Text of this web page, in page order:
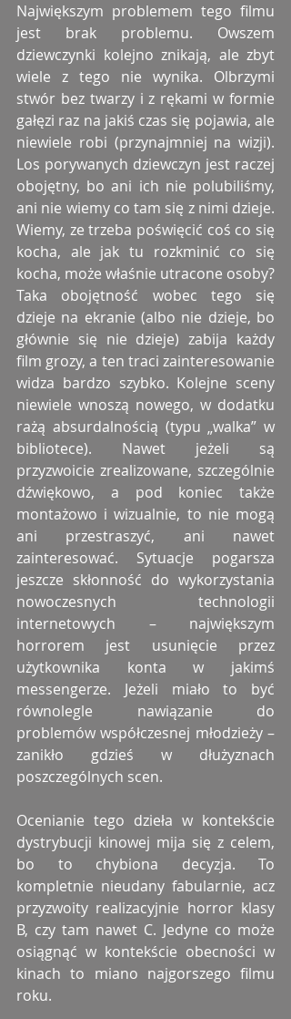
Największym problemem tego filmu
jest brak problemu. Owszem
dziewczynki kolejno znikają, ale zbyt
wiele z tego nie wynika. Olbrzymi
stwór bez twarzy i z rękami w formie
gałęzi raz na jakiś czas się pojawia, ale
niewiele robi (przynajmniej na wizji).
Los porywanych dziewczyn jest raczej
obojętny, bo ani ich nie polubiliśmy,
ani nie wiemy co tam się z nimi dzieje.
Wiemy, ze trzeba poświęcić coś co się
kocha, ale jak tu rozkminić co się
kocha, może właśnie utracone osoby?
Taka obojętność wobec tego się
dzieje na ekranie (albo nie dzieje, bo
głównie się nie dzieje) zabija każdy
film grozy, a ten traci zainteresowanie
widza bardzo szybko. Kolejne sceny
niewiele wnoszą nowego, w dodatku
rażą absurdalnością (typu „walka” w
bibliotece). Nawet jeżeli są
przyzwoicie zrealizowane, szczególnie
dźwiękowo, a pod koniec także
montażowo i wizualnie, to nie mogą
ani przestraszyć, ani nawet
zainteresować. Sytuacje pogarsza
jeszcze skłonność do wykorzystania
nowoczesnych technologii
internetowych – największym
horrorem jest usunięcie przez
użytkownika konta w jakimś
messengerze. Jeżeli miało to być
równolegle nawiązanie do
problemów współczesnej młodzieży –
zanikło gdzieś w dłużyznach
poszczególnych scen.
Ocenianie tego dzieła w kontekście
dystrybucji kinowej mija się z celem,
bo to chybiona decyzja. To
kompletnie nieudany fabularnie, acz
przyzwoity realizacyjnie horror klasy
B, czy tam nawet C. Jedyne co może
osiągnąć w kontekście obecności w
kinach to miano najgorszego filmu
roku.